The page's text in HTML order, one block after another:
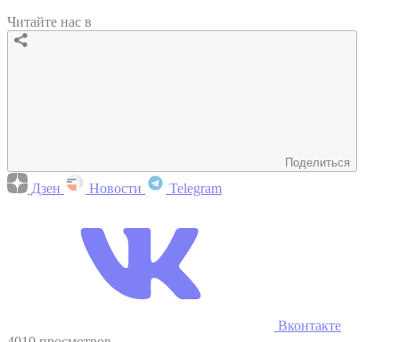
Читайте нас в
Поделиться
Дзен Новости Telegram
Вконтакте